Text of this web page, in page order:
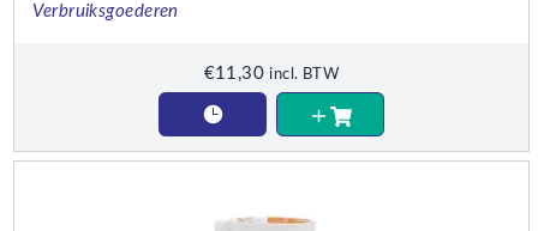
Verbruiksgoederen
€11,30 incl. BTW